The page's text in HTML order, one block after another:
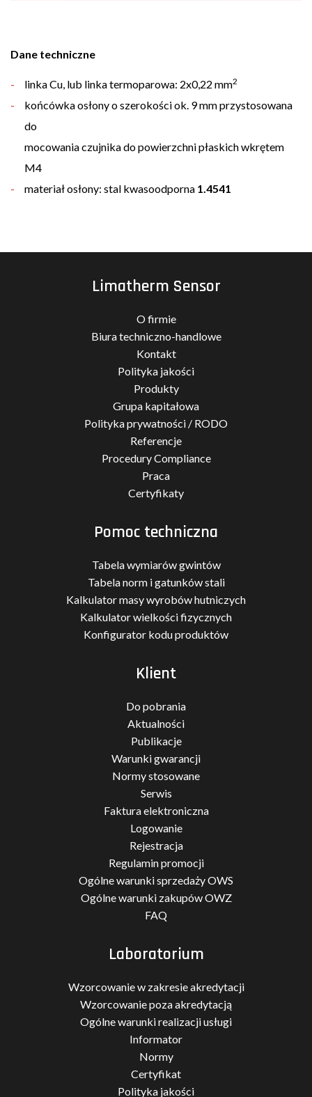
Dane techniczne
linka Cu, lub linka termoparowa: 2x0,22 mm2
końcówka osłony o szerokości ok. 9 mm przystosowana
do
mocowania czujnika do powierzchni płaskich wkrętem
M4
materiał osłony: stal kwasoodporna 1.4541
Limatherm Sensor
O firmie
Biura techniczno-handlowe
Kontakt
Polityka jakości
Produkty
Grupa kapitałowa
Polityka prywatności / RODO
Referencje
Procedury Compliance
Praca
Certyfikaty
Pomoc techniczna
Tabela wymiarów gwintów
Tabela norm i gatunków stali
Kalkulator masy wyrobów hutniczych
Kalkulator wielkości fizycznych
Konfigurator kodu produktów
Klient
Do pobrania
Aktualności
Publikacje
Warunki gwarancji
Normy stosowane
Serwis
Faktura elektroniczna
Logowanie
Rejestracja
Regulamin promocji
Ogólne warunki sprzedaży OWS
Ogólne warunki zakupów OWZ
FAQ
Laboratorium
Wzorcowanie w zakresie akredytacji
Wzorcowanie poza akredytacją
Ogólne warunki realizacji usługi
Informator
Normy
Certyfikat
Polityka jakości